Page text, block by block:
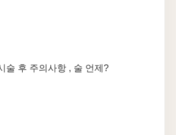
술 후 주의사항 , 술 언제?